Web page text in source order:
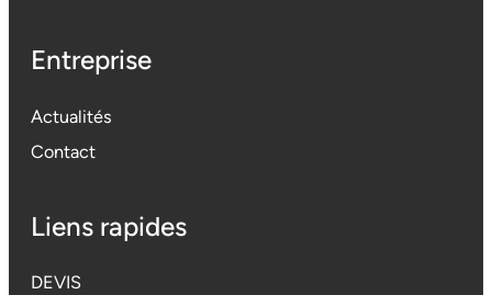
Entreprise
Actualités
Contact
Liens rapides
DEVIS